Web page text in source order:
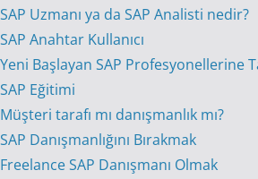
SAP Uzmanı ya da SAP Analisti nedir?
SAP Anahtar Kullanıcı
Yeni Başlayan SAP Profesyonellerine
SAP Eğitimi
Müşteri tarafı mı danışmanlık mı?
SAP Danışmanlığını Bırakmak
Freelance SAP Danışmanı Olmak